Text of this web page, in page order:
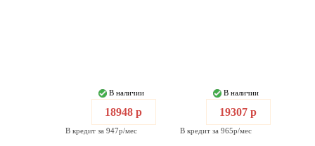
В наличии
18948 р
В кредит за 947р/мес
В наличии
19307 р
В кредит за 965р/мес